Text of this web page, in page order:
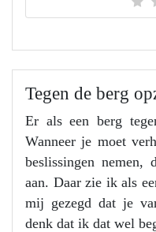
Tegen de berg
Er als een berg
Wanneer je moet
beslissingen
aan. Daar zie ik als
mij gezegd dat je
denk dat ik dat wel